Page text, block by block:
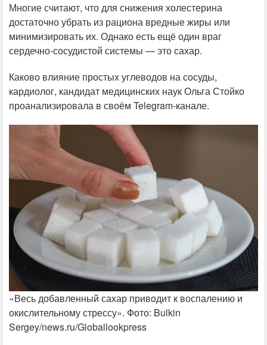
Многие считают, что для снижения холестерина
достаточно убрать из рациона вредные жиры или
минимизировать их. Однако есть ещё один враг
сердечно-сосудистой системы — это сахар.
Каково влияние простых углеводов на сосуды,
кардиолог, кандидат медицинских наук Ольга Стойко
проанализировала в своём Telegram-канале.
«Весь добавленный сахар приводит к воспалению и
окислительному стрессу». Фото: Bulkin
Sergey/news.ru/Globallookpress